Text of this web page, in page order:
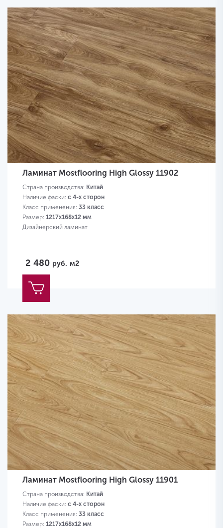
Ламинат Mostflooring High Glossy 11902
Страна производства: Китай
Наличие фаски: с 4-х сторон
Класс применения: 33 класс
Размер: 1217х168х12 мм
Дизайнерский ламинат
2 480 руб. м2
Ламинат Mostflooring High Glossy 11901
Страна производства: Китай
Наличие фаски: с 4-х сторон
Класс применения: 33 класс
Размер: 1217х168х12 мм